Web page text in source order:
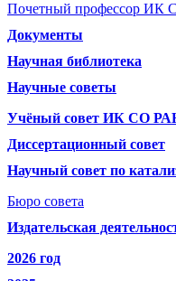
Почетный профессор ИК
Документы
Научная библиотека
Научные советы
Учёный совет ИК СО
Диссертационный совет
Научный совет по
Бюро совета
Издательская
2026 год